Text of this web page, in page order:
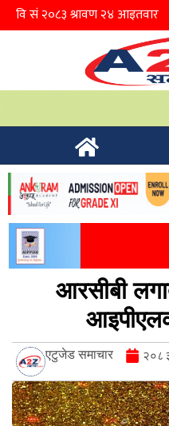
आरसीबी
एटुजेड समाचार